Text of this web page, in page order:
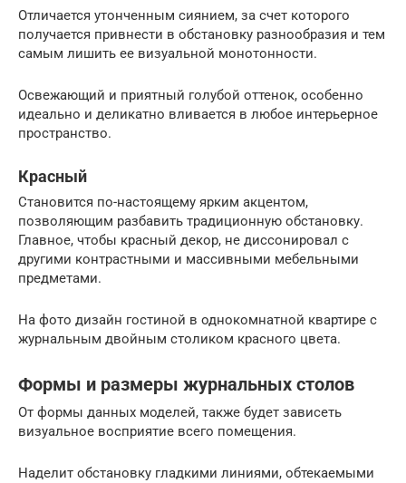
Отличается утонченным сиянием, за счет которого
получается привнести в обстановку разнообразия и тем
самым лишить ее визуальной монотонности.
Освежающий и приятный голубой оттенок, особенно
идеально и деликатно вливается в любое интерьерное
пространство.
Красный
Становится по-настоящему ярким акцентом,
позволяющим разбавить традиционную обстановку.
Главное, чтобы красный декор, не диссонировал с
другими контрастными и массивными мебельными
предметами.
На фото дизайн гостиной в однокомнатной квартире с
журнальным двойным столиком красного цвета.
Формы и размеры журнальных столов
От формы данных моделей, также будет зависеть
визуальное восприятие всего помещения.
Наделит обстановку гладкими линиями, обтекаемыми